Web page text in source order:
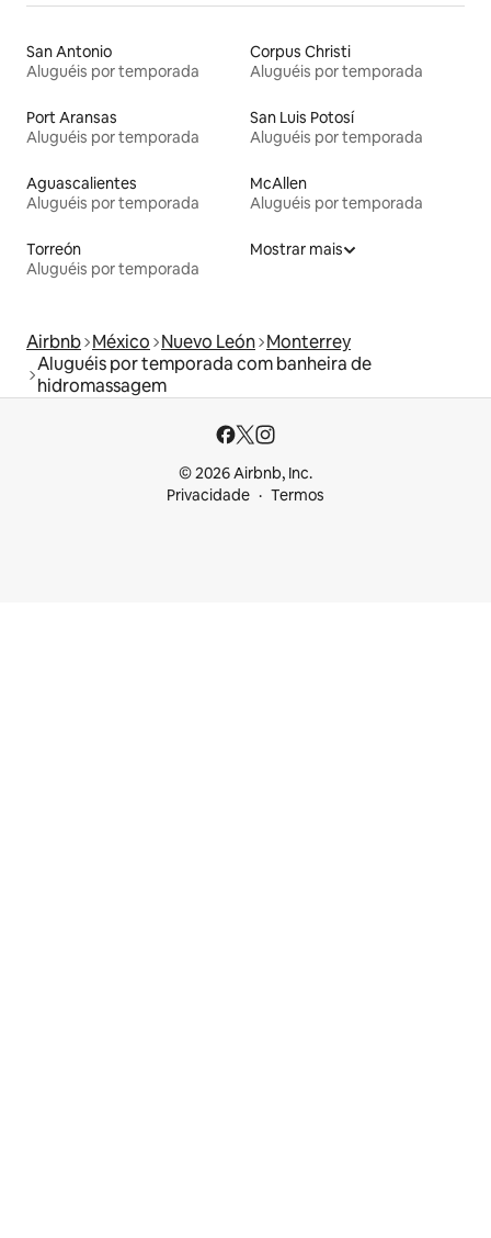
San Antonio
Aluguéis por temporada
Corpus Christi
Aluguéis por temporada
Port Aransas
Aluguéis por temporada
San Luis Potosí
Aluguéis por temporada
Aguascalientes
Aluguéis por temporada
McAllen
Aluguéis por temporada
Torreón
Aluguéis por temporada
Mostrar mais
Airbnb México Nuevo León Monterrey
Aluguéis por temporada com banheira de
hidromassagem
© 2026 Airbnb, Inc.
Privacidade
Termos